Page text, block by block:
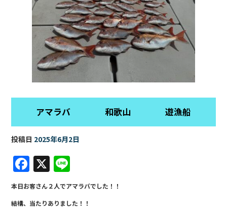
アマラバ 和歌山 遊漁船
投稿日 2025年6月2日
F
a
c
e
X
n
e
本日お客さん２人でアマラバでした！！
結構、当たりありました！！